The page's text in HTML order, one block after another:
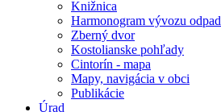
Knižnica
Harmonogram vývozu
Zberný dvor
Kostolianske pohľady
Cintorín - mapa
Mapy, navigácia v obci
Publikácie
Úrad